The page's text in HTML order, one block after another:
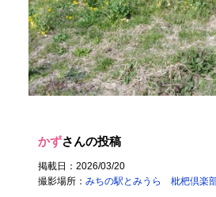
かずさんの投稿
掲載日：2026/03/20
撮影場所：みちの駅とみうら 枇杷倶楽